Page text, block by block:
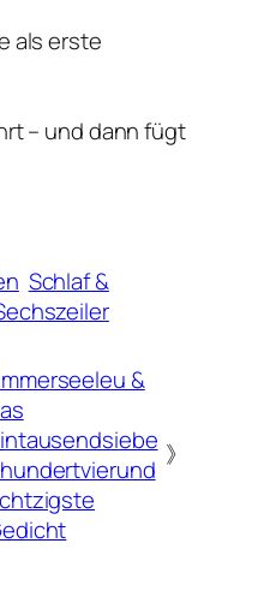
als erste
– und dann fügt
Schlaf &
&
》